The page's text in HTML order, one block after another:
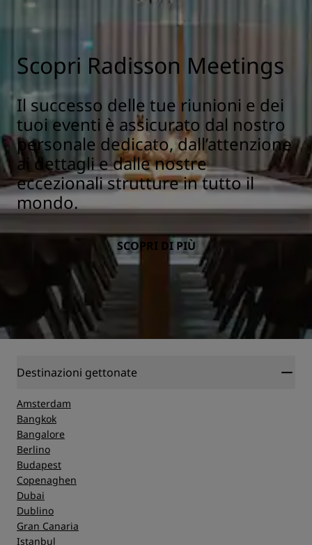
Scopri Radisson Meetings
Il successo delle tue riunioni e dei
tuoi eventi è assicurato dal nostro
personale dedicato, dall’attenzione
ai dettagli e dalle nostre
eccezionali strutture in tutto il
mondo.
SCOPRI DI PIÙ
Destinazioni gettonate
Amsterdam
Bangkok
Bangalore
Berlino
Budapest
Copenaghen
Dubai
Dublino
Gran Canaria
Istanbul